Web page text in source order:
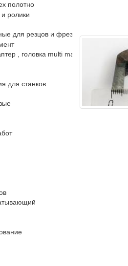
полотно
ролики
для резцов и фрез
, головка multi master )
для станков